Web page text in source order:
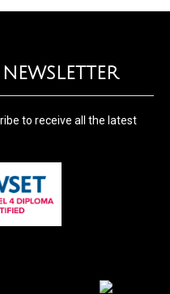
to receive all the latest